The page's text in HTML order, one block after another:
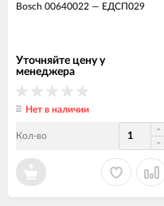
Bosch 00640022 — ЕДСП029
Уточняйте цену у
менеджера
Нет в наличии
Кол-во